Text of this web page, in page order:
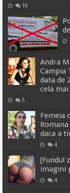
19
Andra
Campia
data de
cela
5
Femeia
daca a
4
[Fundul
imagini
4